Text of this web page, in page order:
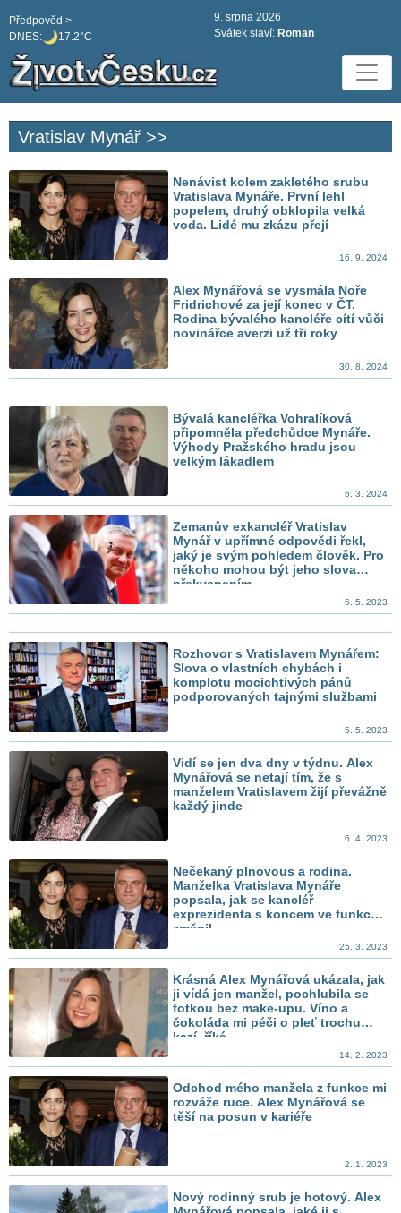
DNES: 17.2°C
Předpověd >
9. srpna 2026
Svátek slaví: Roman
Vratislav Mynář >>
Nenávist kolem zakletého srubu
Vratislava Mynáře. První lehl
popelem, druhý obklopila velká
voda. Lidé mu zkázu přejí
16. 9. 2024
Alex Mynářová se vysmála Noře
Fridrichové za její konec v ČT.
Rodina bývalého kancléře cítí vůči
novinářce averzi už tři roky
30. 8. 2024
Bývalá kancléřka Vohralíková
připomněla předchůdce Mynáře.
Výhody Pražského hradu jsou
velkým lákadlem
6. 3. 2024
Zemanův exkancléř Vratislav
Mynář v upřímné odpovědi řekl,
jaký je svým pohledem člověk. Pro
někoho mohou být jeho slova
překvapením
6. 5. 2023
Rozhovor s Vratislavem Mynářem:
Slova o vlastních chybách i
komplotu mocichtivých pánů
podporovaných tajnými službami
5. 5. 2023
Vidí se jen dva dny v týdnu. Alex
Mynářová se netají tím, že s
manželem Vratislavem žijí převážně
každý jinde
6. 4. 2023
Nečekaný plnovous a rodina.
Manželka Vratislava Mynáře
popsala, jak se kancléř
exprezidenta s koncem ve funkci
změnil
25. 3. 2023
Krásná Alex Mynářová ukázala, jak
ji vídá jen manžel, pochlubila se
fotkou bez make-upu. Víno a
čokoláda mi péči o pleť trochu
kazí, říká
14. 2. 2023
Odchod mého manžela z funkce mi
rozváže ruce. Alex Mynářová se
těší na posun v kariéře
2. 1. 2023
Nový rodinný srub je hotový. Alex